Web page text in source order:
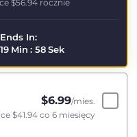
$56.94 rocznie
In:
19 Min : 57Sek
$6.99/mies.
$41.94 co 6 miesięcy